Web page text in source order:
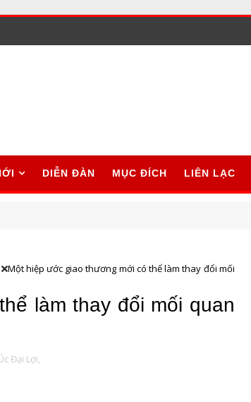
DIỄN ĐÀN MỤC ĐÍCH LIÊN LẠC
Một hiệp ước giao thương mới có thể làm thay đổi mối
làm thay đổi mối quan
Đại Lợi,